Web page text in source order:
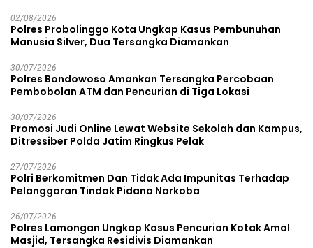
02/08/2026
Polres Probolinggo Kota Ungkap Kasus Pembunuhan
Manusia Silver, Dua Tersangka Diamankan
30/07/2026
Polres Bondowoso Amankan Tersangka Percobaan
Pembobolan ATM dan Pencurian di Tiga Lokasi
30/07/2026
Promosi Judi Online Lewat Website Sekolah dan Kampus,
Ditressiber Polda Jatim Ringkus Pelak
27/07/2026
Polri Berkomitmen Dan Tidak Ada Impunitas Terhadap
Pelanggaran Tindak Pidana Narkoba
26/07/2026
Polres Lamongan Ungkap Kasus Pencurian Kotak Amal
Masjid, Tersangka Residivis Diamankan